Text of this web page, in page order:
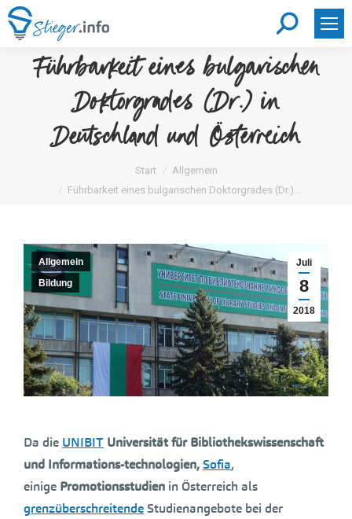
Search:
Führbarkeit eines bulgarischen
Doktorgrades (Dr.) in
Deutschland und Österreich
Sie befinden sich hier:Start
Allgemein
Führbarkeit eines bulgarischen Doktorgrades (Dr.)…
Juli
8
2018
Allgemein
Bildung
Da die UNIBIT Universität für Bibliothekswissenschaft
und Informations-technologien,Sofia,
einige Promotionsstudien in Österreich als
grenzüberschreitendeStudienangebote bei der